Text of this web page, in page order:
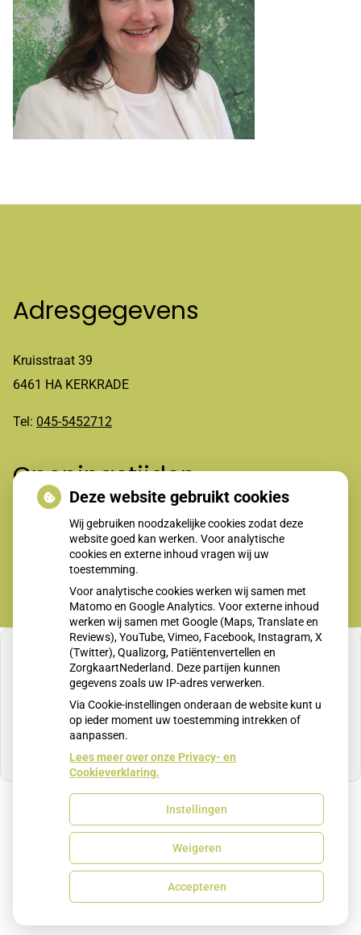
Adresgegevens
Kruisstraat 39
6461 HA KERKRADE
Tel: 045-5452712
Openingstijden
Maandag t/m vrijdag 8-12.00 en 13.30-17.00 uur
U heeft geen toestemming gegeven voor
externe inhoud die nodig is om dit te zien.
Cookie-instellingen wijzigen
Uw Zorg Online
Cookie-instellingen
Deze website gebruikt cookies
Wij gebruiken noodzakelijke cookies zodat deze
website goed kan werken. Voor analytische
cookies en externe inhoud vragen wij uw
toestemming.
Voor analytische cookies werken wij samen met
Matomo en Google Analytics. Voor externe inhoud
werken wij samen met Google (Maps, Translate en
Reviews), YouTube, Vimeo, Facebook, Instagram, X
(Twitter), Qualizorg, Patiëntenvertellen en
ZorgkaartNederland. Deze partijen kunnen
gegevens zoals uw IP-adres verwerken.
Via Cookie-instellingen onderaan de website kunt u
op ieder moment uw toestemming intrekken of
aanpassen.
Lees meer over onze Privacy- en
Cookieverklaring.
Instellingen
Weigeren
Accepteren